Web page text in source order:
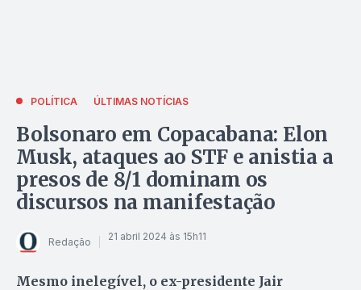
POLÍTICA ÚLTIMAS NOTÍCIAS
Bolsonaro em Copacabana: Elon
Musk, ataques ao STF e anistia a
presos de 8/1 dominam os
discursos na manifestação
Redação 21 abril 2024 às 15h11
Mesmo inelegível, o ex-presidente Jair